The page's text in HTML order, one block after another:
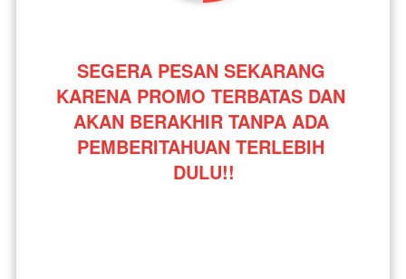
SEGERA PESAN SEKARANG
KARENA PROMO TERBATAS DAN
AKAN BERAKHIR TANPA ADA
PEMBERITAHUAN TERLEBIH
DULU!!